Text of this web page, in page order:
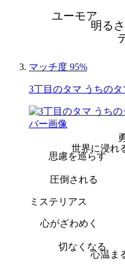
明るさ
ユーモア
マッチ度 95%
3丁目のタマ うちの
心温ま
切なくなる
心がざわめく
ミステリアス
圧倒される
思慮を巡らす
世界に浸れ